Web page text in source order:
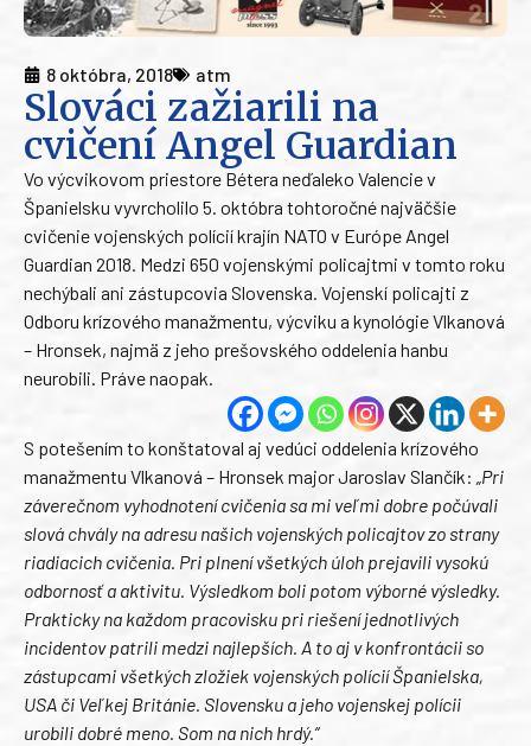
8 októbra, 2018 atm
Slováci zažiarili na
cvičení Angel Guardian
Vo výcvikovom priestore Bétera neďaleko Valencie v
Španielsku vyvrcholilo 5. októbra tohtoročné najväčšie
cvičenie vojenských polícií krajín NATO v Európe Angel
Guardian 2018. Medzi 650 vojenskými policajtmi v tomto roku
nechýbali ani zástupcovia Slovenska. Vojenskí policajti z
Odboru krízového manažmentu, výcviku a kynológie Vlkanová
– Hronsek, najmä z jeho prešovského oddelenia hanbu
neurobili. Práve naopak.
S potešením to konštatoval aj vedúci oddelenia krízového
manažmentu Vlkanová – Hronsek major Jaroslav Slančík: „Pri
záverečnom vyhodnotení cvičenia sa mi veľmi dobre počúvali
slová chvály na adresu našich vojenských policajtov zo strany
riadiacich cvičenia. Pri plnení všetkých úloh prejavili vysokú
odbornosť a aktivitu. Výsledkom boli potom výborné výsledky.
Prakticky na každom pracovisku pri riešení jednotlivých
incidentov patrili medzi najlepších. A to aj v konfrontácii so
zástupcami všetkých zložiek vojenských polícií Španielska,
USA či Veľkej Británie. Slovensku a jeho vojenskej polícii
urobili dobré meno. Som na nich hrdý.“